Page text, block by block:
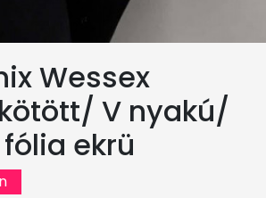
Wessex
V nyakú/
ekrü